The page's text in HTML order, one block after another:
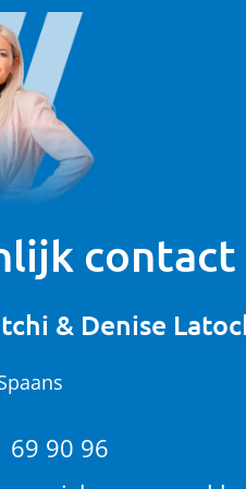
contact
& Denise
69 90 96